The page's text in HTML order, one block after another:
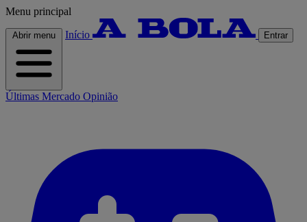
Menu principal
Abrir menu Início Entrar
Últimas Mercado Opinião